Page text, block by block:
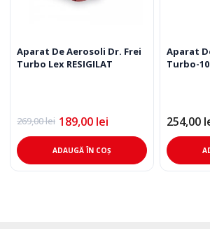
Aparat De Aerosoli Dr. Frei
Turbo Lex RESIGILAT
269,00lei
Prețul
inițial
a
fost:
269,00 lei.
189,00 lei
Prețul
curent
este:
189,00 lei.
ADAUGĂ ÎN COȘ
Aparat
Turbo-
254,00